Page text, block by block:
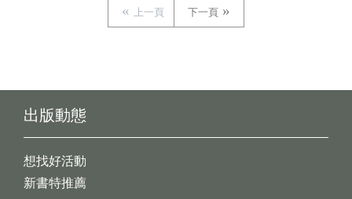
上一頁 下一頁
出版動態
想找好活動
新書特推薦